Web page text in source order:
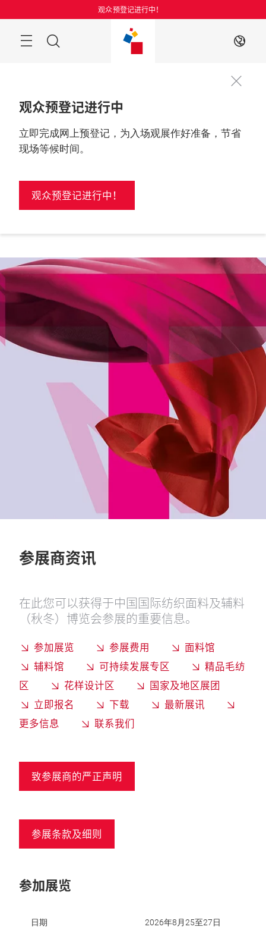
过
观众预登记进行中！
ZH
观众预登记进行中
立即完成网上预登记，为入场观展作好准备，节省
现场等候时间。
观众预登记进行中！
2026年8月25至27日
中国, 上海
更多资讯
参展商资讯
在此您可以获得于中国国际纺织面料及辅料
（秋冬）博览会参展的重要信息。
参加展览 参展费用
面料馆
辅料馆
可持续发展专区
精品毛纺
区
花样设计区
国家及地区展团
立即报名
下载
最新展讯
更多信息
联系我们
致参展商的严正声明
参展条款及细则
参加展览
日期 2026年8月25至27日